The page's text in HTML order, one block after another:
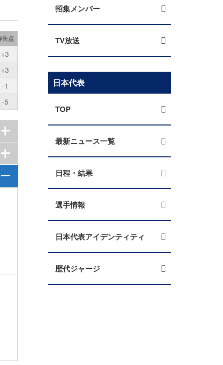
失点
+3
+3
-1
-5
招集メンバー
TV放送
日本代表
TOP
最新ニュース一覧
日程・結果
選手情報
日本代表アイデンティティ
歴代ジャージ